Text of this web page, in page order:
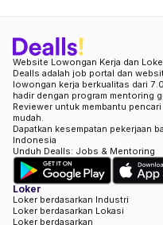
Website Lowongan Kerja dan
Dealls adalah job portal dan
lowongan kerja berkualitas dari
hadir dengan program mentoring
Reviewer untuk membantu
mudah.
Dapatkan kesempatan pekerjaan
Indonesia
Unduh Dealls: Jobs & Mentoring
Loker
Loker berdasarkan Industri
Loker berdasarkan Lokasi
Loker berdasarkan